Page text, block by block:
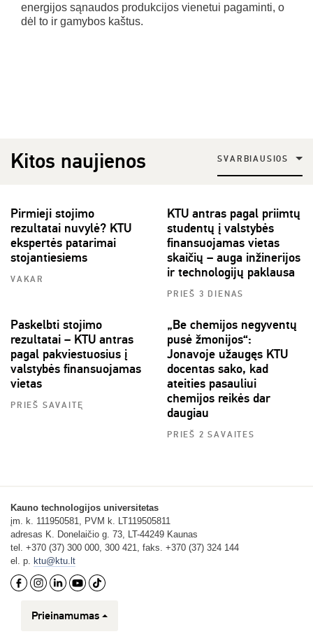
energijos sąnaudos produkcijos vienetui pagaminti, o
dėl to ir gamybos kaštus.
Kitos naujienos SVARBIAUSIOS
Pirmieji stojimo
rezultatai nuvylė? KTU
ekspertės patarimai
stojantiesiems
VAKAR
KTU antras pagal priimtų
studentų į valstybės
finansuojamas vietas
skaičių – auga inžinerijos
ir technologijų paklausa
PRIEŠ 3 DIENAS
Paskelbti stojimo
rezultatai – KTU antras
pagal pakviestuosius į
valstybės finansuojamas
vietas
PRIEŠ SAVAITĘ
„Be chemijos negyventų
pusė žmonijos“:
Jonavoje užaugęs KTU
docentas sako, kad
ateities pasauliui
chemijos reikės dar
daugiau
PRIEŠ 2 SAVAITES
Kauno technologijos universitetas
įm. k. 111950581, PVM k. LT119505811
adresas K. Donelaičio g. 73, LT-44249 Kaunas
tel. +370 (37) 300 000, 300 421, faks. +370 (37) 324 144
el. p. ktu@ktu.lt
Prieinamumas